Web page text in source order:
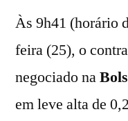
Às 9h41 (horário
feira (25), o
negociado na
em leve alta de